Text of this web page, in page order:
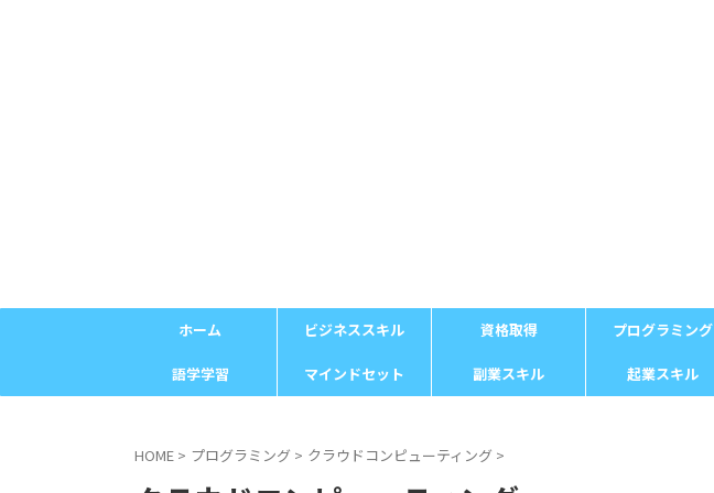
ホーム ビジネススキル 資格取得 プログラミング
語学学習 マインドセット 副業スキル 起業スキル
HOME > プログラミング > クラウドコンピューティング >